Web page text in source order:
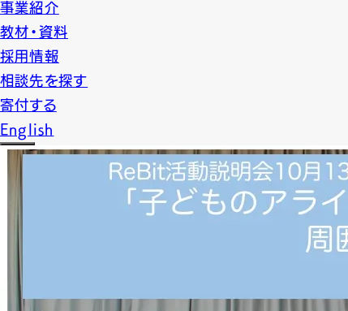
事業紹介
教材・資料
採用情報
相談先を探す
寄付する
English
【参加者募集】 ReBit活動説
人にできることとは？」